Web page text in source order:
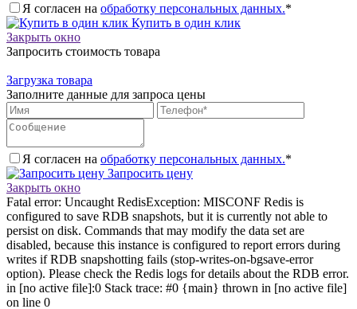
Я согласен на обработку персональных данных.*
Купить в один клик
Закрыть окно
Запросить стоимость товара
Загрузка товара
Заполните данные для запроса цены
Я согласен на обработку персональных данных.*
Запросить цену
Закрыть окно
Fatal error: Uncaught RedisException: MISCONF Redis is
configured to save RDB snapshots, but it is currently not able to
persist on disk. Commands that may modify the data set are
disabled, because this instance is configured to report errors during
writes if RDB snapshotting fails (stop-writes-on-bgsave-error
option). Please check the Redis logs for details about the RDB error.
in [no active file]:0 Stack trace: #0 {main} thrown in [no active file]
on line 0